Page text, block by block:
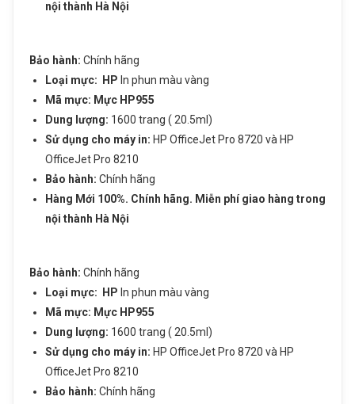
nội thành Hà Nội
Bảo hành: Chính hãng
Loại mực:
HP In phun màu vàng
Mã mực: Mực HP955
Dung lượng: 1600 trang ( 20.5ml)
Sử dụng cho máy in: HP OfficeJet Pro 8720 và HP
OfficeJet Pro 8210
Bảo hành: Chính hãng
Hàng Mới 100%. Chính hãng. Miễn phí giao hàng trong
nội thành Hà Nội
Bảo hành: Chính hãng
Loại mực:
HP In phun màu vàng
Mã mực: Mực HP955
Dung lượng: 1600 trang ( 20.5ml)
Sử dụng cho máy in: HP OfficeJet Pro 8720 và HP
OfficeJet Pro 8210
Bảo hành: Chính hãng
Họ và tên
Nhu cầu cần tư vấn
Gửi thông tin
Sản phẩm vừa được thêm vào giỏ
Mực in phun màu HP 955XL Cyan
(L0S63AA) – Màu xanh – Dùng cho máy
in HP OfficeJet Pro 8710, HP 8720, HP
8730
Giá: 720,000 đ
Tiếp tục mua hàng
Đi đến giỏ hàng